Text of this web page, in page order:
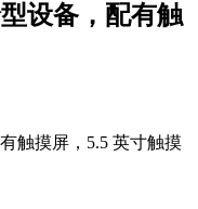
设备，配有触
触摸屏，5.5 英寸触摸